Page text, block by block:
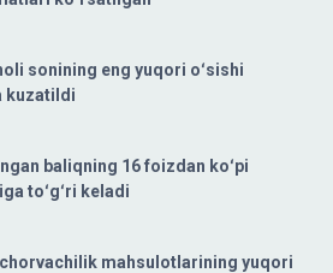
sonining eng yuqori oʻsishi
kuzatildi
baliqning 16 foizdan koʻpi
toʻgʻri keladi
mahsulotlarining yuqori